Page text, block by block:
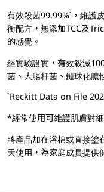
有效殺菌99.99%`，維護
衡配方，無添加TCC及
的感覺。
經實驗證實，有效殺滅
菌、大腸杆菌、鏈球化膿
`Reckitt Data on File
*經常使用可維護肌膚對
將產品加在浴棉或直接塗
天使用，為家庭成員提供